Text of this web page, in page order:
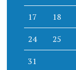
17 18
24 25
31